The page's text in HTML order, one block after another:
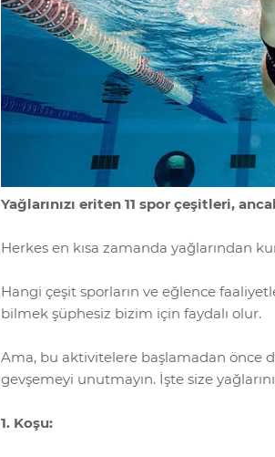
Yağlarınızı eriten 11 spor çeşitleri,
Herkes en kısa zamanda yağlarından
Hangi çeşit sporların ve eğlence
bilmek şüphesiz bizim için faydalı olur.
Ama, bu aktivitelere başlamadan önce
gevşemeyi unutmayın. İşte size
1. Koşu: